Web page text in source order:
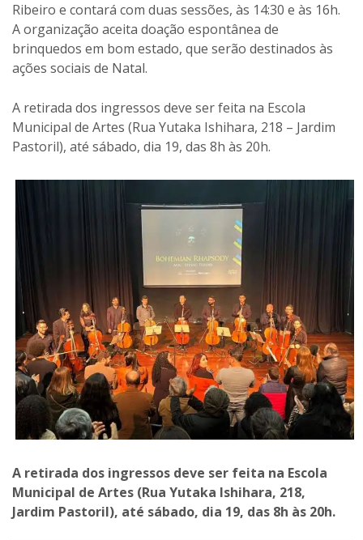
Ribeiro e contará com duas sessões, às 14:30 e às 16h.
A organização aceita doação espontânea de
brinquedos em bom estado, que serão destinados às
ações sociais de Natal.
A retirada dos ingressos deve ser feita na Escola
Municipal de Artes (Rua Yutaka Ishihara, 218 – Jardim
Pastoril), até sábado, dia 19, das 8h às 20h.
A retirada dos ingressos deve ser feita na Escola
Municipal de Artes (Rua Yutaka Ishihara, 218,
Jardim Pastoril), até sábado, dia 19, das 8h às 20h.